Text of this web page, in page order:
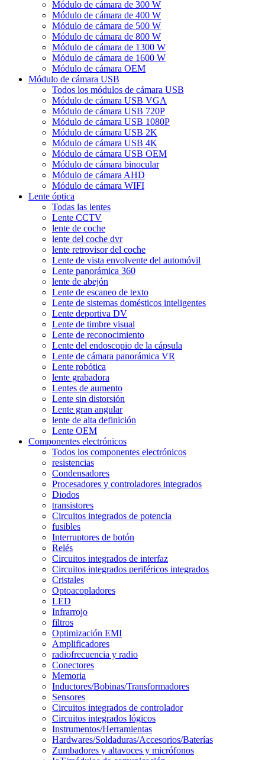
Módulo de cámara de 300 W
Módulo de cámara de 400 W
Módulo de cámara de 500 W
Módulo de cámara de 800 W
Módulo de cámara de 1300 W
Módulo de cámara de 1600 W
Módulo de cámara OEM
Módulo de cámara USB
Todos los módulos de cámara USB
Módulo de cámara USB VGA
Módulo de cámara USB 720P
Módulo de cámara USB 1080P
Módulo de cámara USB 2K
Módulo de cámara USB 4K
Módulo de cámara USB OEM
Módulo de cámara binocular
Módulo de cámara AHD
Módulo de cámara WIFI
Lente óptica
Todas las lentes
Lente CCTV
lente de coche
lente del coche dvr
lente retrovisor del coche
Lente de vista envolvente del automóvil
Lente panorámica 360
lente de abejón
Lente de escaneo de texto
Lente de sistemas domésticos inteligentes
Lente deportiva DV
Lente de timbre visual
Lente de reconocimiento
Lente del endoscopio de la cápsula
Lente de cámara panorámica VR
Lente robótica
lente grabadora
Lentes de aumento
Lente sin distorsión
Lente gran angular
lente de alta definición
Lente OEM
Componentes electrónicos
Todos los componentes electrónicos
resistencias
Condensadores
Procesadores y controladores integrados
Diodos
transistores
Circuitos integrados de potencia
fusibles
Interruptores de botón
Relés
Circuitos integrados de interfaz
Circuitos integrados periféricos integrados
Cristales
Optoacopladores
LED
Infrarrojo
filtros
Optimización EMI
Amplificadores
radiofrecuencia y radio
Conectores
Memoria
Inductores/Bobinas/Transformadores
Sensores
Circuitos integrados de controlador
Circuitos integrados lógicos
Instrumentos/Herramientas
Hardwares/Soldaduras/Accesorios/Baterías
Zumbadores y altavoces y micrófonos